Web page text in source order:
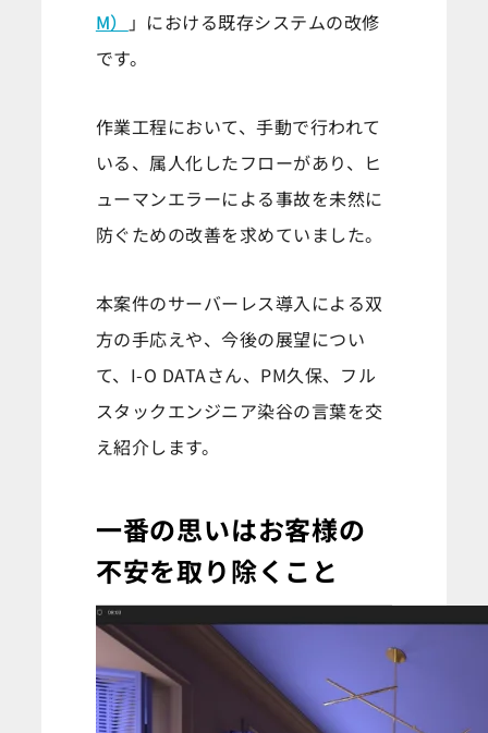
M）
」における既存システムの改修
です。
作業工程において、手動で行われて
いる、属人化したフローがあり、ヒ
ューマンエラーによる事故を未然に
防ぐための改善を求めていました。
本案件のサーバーレス導入による双
方の手応えや、今後の展望につい
て、I-O DATAさん、PM久保、フル
スタックエンジニア染谷の言葉を交
え紹介します。
一番の思いはお客様の
不安を取り除くこと